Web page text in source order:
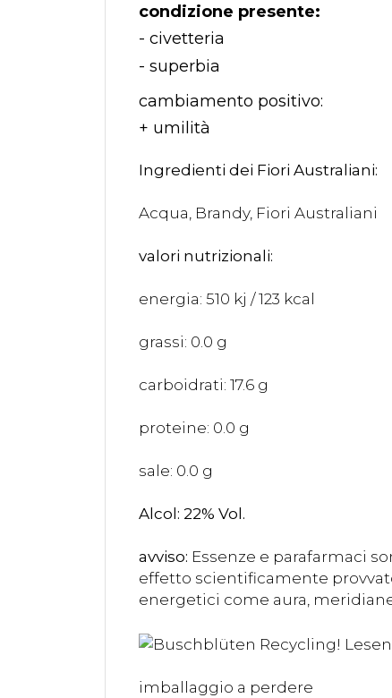
condizione presente:
- civetteria
- superbia
cambiamento positivo:
+ umilità
Ingredienti dei Fiori Australiani:
Acqua, Brandy, Fiori Australiani
valori nutrizionali:
energia: 510 kj / 123 kcal
grassi: 0.0 g
carboidrati: 17.6 g
proteine: 0.0 g
sale: 0.0 g
Alcol: 22% Vol.
avviso: Essenze e parafarmaci
effetto scientificamente
energetici come aura,
imballaggio a perdere